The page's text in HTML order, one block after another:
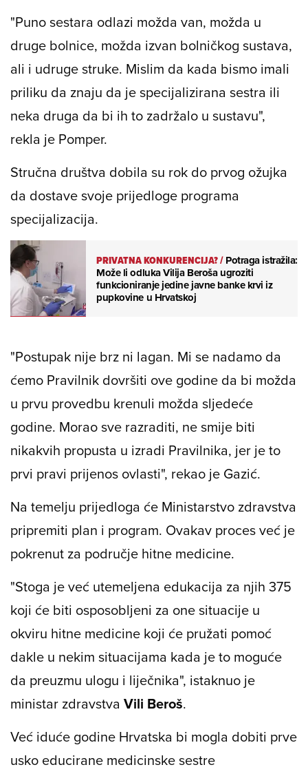
"Puno sestara odlazi možda van, možda u
druge bolnice, možda izvan bolničkog sustava,
ali i udruge struke. Mislim da kada bismo imali
priliku da znaju da je specijalizirana sestra ili
neka druga da bi ih to zadržalo u sustavu",
rekla je Pomper.
Stručna društva dobila su rok do prvog ožujka
da dostave svoje prijedloge programa
specijalizacija.
PRIVATNA KONKURENCIJA?/Potraga istražila:
Može li odluka Vilija Beroša ugroziti
funkcioniranje jedine javne banke krvi iz
pupkovine u Hrvatskoj
"Postupak nije brz ni lagan. Mi se nadamo da
ćemo Pravilnik dovršiti ove godine da bi možda
u prvu provedbu krenuli možda sljedeće
godine. Morao sve razraditi, ne smije biti
nikakvih propusta u izradi Pravilnika, jer je to
prvi pravi prijenos ovlasti", rekao je Gazić.
Na temelju prijedloga će Ministarstvo zdravstva
pripremiti plan i program. Ovakav proces već je
pokrenut za područje hitne medicine.
"Stoga je već utemeljena edukacija za njih 375
koji će biti osposobljeni za one situacije u
okviru hitne medicine koji će pružati pomoć
dakle u nekim situacijama kada je to moguće
da preuzmu ulogu i liječnika", istaknuo je
ministar zdravstva Vili Beroš.
Već iduće godine Hrvatska bi mogla dobiti prve
usko educirane medicinske sestre